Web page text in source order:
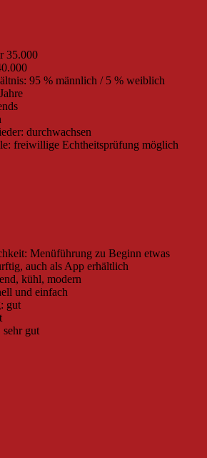
35.000
95 % männlich / 5 % weiblich
durchwachsen
freiwillige Echtheitsprüfung möglich
Menüführung zu Beginn etwas
auch als App erhältlich
kühl, modern
und einfach
gut
gut